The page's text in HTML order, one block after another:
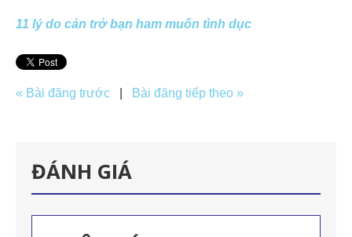
11 lý do cản trở bạn ham muốn tình dục
« Bài đăng trước Bài đăng tiếp theo »
ĐÁNH GIÁ